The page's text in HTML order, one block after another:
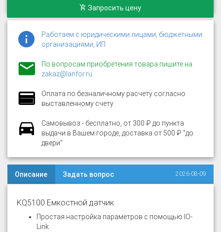
Запросить цену
Работаем с юридическими лицами, бюджетными
организациями, ИП
По вопросам приобретения товара пишите на
zakaz@lanfor.ru
Оплата по безналичному расчету согласно
выставленному счету
Самовывоз - бесплатно, от 300 ₽ до пункта
выдачи в Вашем городе, доставка от 500 ₽ "до
двери"
Описание Задать вопрос 2026-08-09
KQ5100 Емкостной датчик
Простая настройка параметров с помощью IO-
Link